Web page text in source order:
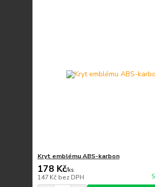
Kryt emblému ABS-karbon
178 Kč/ks
147 Kč bez DPH